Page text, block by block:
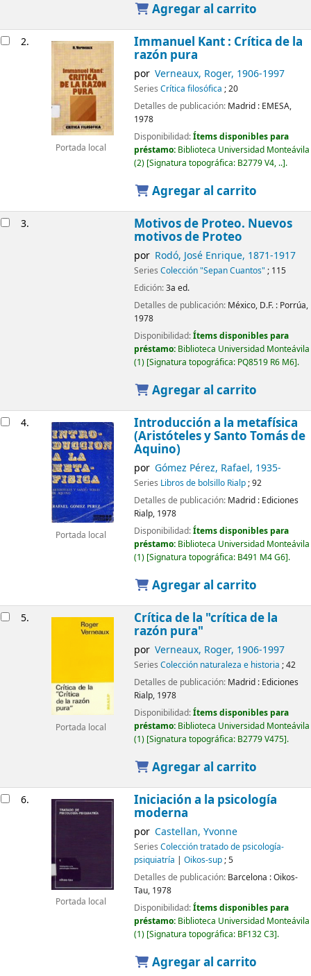
Agregar al carrito
2.
Portada local
Immanuel Kant : Crítica de la
razón pura
por Verneaux, Roger, 1906-1997
Series Crítica filosófica ; 20
Detalles de publicación: Madrid : EMESA,
1978
Disponibilidad:Ítems disponibles para
préstamo: Biblioteca Universidad Monteávila
(2) Signatura topográfica: B2779 V4, .. .
Agregar al carrito
3. Motivos de Proteo. Nuevos
motivos de Proteo
por Rodó, José Enrique, 1871-1917
Series Colección "Sepan Cuantos" ; 115
Edición:3a ed.
Detalles de publicación: México, D.F. : Porrúa,
1978
Disponibilidad:Ítems disponibles para
préstamo: Biblioteca Universidad Monteávila
(1) Signatura topográfica: PQ8519 R6 M6 .
Agregar al carrito
4.
Portada local
Introducción a la metafísica
(Aristóteles y Santo Tomás de
Aquino)
por Gómez Pérez, Rafael, 1935-
Series Libros de bolsillo Rialp; 92
Detalles de publicación: Madrid : Ediciones
Rialp, 1978
Disponibilidad:Ítems disponibles para
préstamo: Biblioteca Universidad Monteávila
(1) Signatura topográfica: B491 M4 G6 .
Agregar al carrito
5.
Portada local
Crítica de la "crítica de la
razón pura"
por Verneaux, Roger, 1906-1997
Series Colección naturaleza e historia ; 42
Detalles de publicación: Madrid : Ediciones
Rialp, 1978
Disponibilidad:Ítems disponibles para
préstamo: Biblioteca Universidad Monteávila
(1) Signatura topográfica: B2779 V475 .
Agregar al carrito
6.
Portada local
Iniciación a la psicología
moderna
por Castellan, Yvonne
Series Colección tratado de psicología-
psiquiatría | Oikos-sup; 5
Detalles de publicación: Barcelona :Oikos-
Tau, 1978
Disponibilidad:Ítems disponibles para
préstamo: Biblioteca Universidad Monteávila
(1) Signatura topográfica: BF132 C3 .
Agregar al carrito